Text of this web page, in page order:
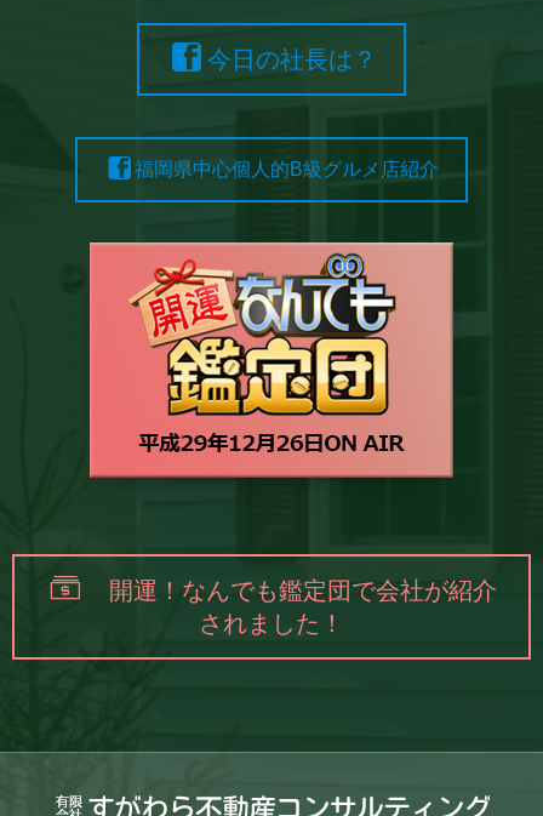
今日の社長は？
福岡県中心個人的B級グルメ店紹介
開運！なんでも鑑定団で会社が紹介
されました！